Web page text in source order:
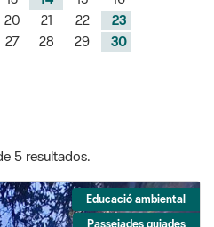
20 21 22
23
27 28 29
30
5 resultados.
Educació ambiental
Passejades guiades